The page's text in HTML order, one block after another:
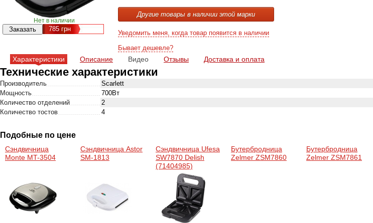
Нет в наличии
785грн
Другие товары в наличии этой марки
Уведомить меня, когда товар появится в наличии
Бывает дешевле?
Характеристики Описание Видео Отзывы Доставка и оплата
Технические характеристики
Производитель
Scarlett
Мощность
700Вт
Количество отделений
2
Количество тостов
4
Подобные по цене
Сэндвичница
Monte MT-3504
Сэндвичница Astor
SM-1813
Сэндвичница Ufesa
SW7870 Delish
(71404985)
Бутербродница
Zelmer ZSM7860
Бутербродница
Zelmer ZSM7861